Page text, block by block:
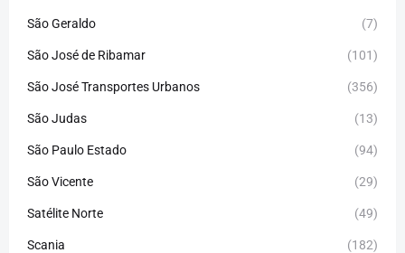
São Geraldo (7)
São José de Ribamar (101)
São José Transportes Urbanos (356)
São Judas (13)
São Paulo Estado (94)
São Vicente (29)
Satélite Norte (49)
Scania (182)